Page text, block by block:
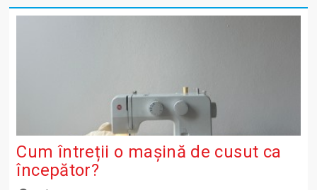
Cum întreții o mașină de cusut ca
începător?